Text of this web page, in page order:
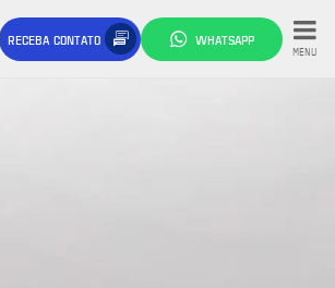
RECEBA CONTATO WHATSAPP
MENU